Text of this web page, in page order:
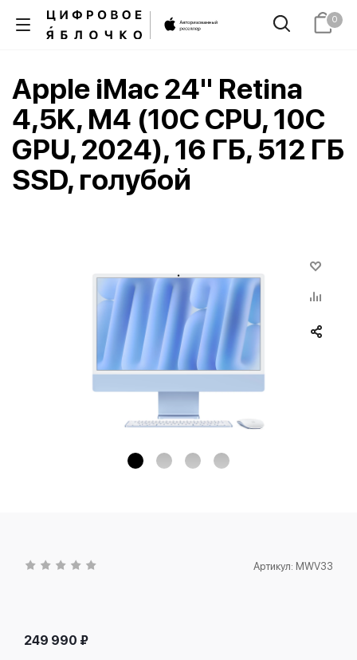
0
Apple iMac 24" Retina
4,5K, M4 (10C CPU, 10C
GPU, 2024), 16 ГБ, 512 ГБ
SSD, голубой
Артикул: MWV33
249 990 ₽